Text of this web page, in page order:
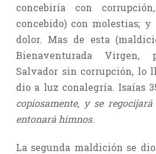
concebiría con
concebido) con molestias;
dolor. Mas de esta
Bienaventurada Virgen,
Salvador sin corrupción, lo
dio a luz conalegría. Isaías
copiosamente, y se
entonará himnos.
La segunda maldición se